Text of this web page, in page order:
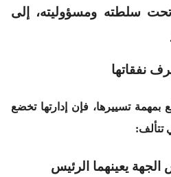
سلطته ومسؤوليته، إلى
نفقاتها
بمهمة تسييرها، فإن إدارتها تخضع
تتألف:
يعينهما الرئيس